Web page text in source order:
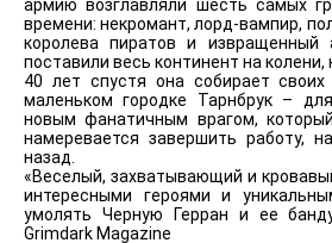
армию возглавляли шесть самых
времени: некромант, лорд-вампир,
королева пиратов и извращенный
поставили весь континент на колени,
40 лет спустя она собирает
маленьком городке Тарнбрук –
новым фанатичным врагом,
намеревается завершить работу,
назад.
«Веселый, захватывающий и
интересными героями и
умолять Черную Герран и ее
Grimdark Magazine